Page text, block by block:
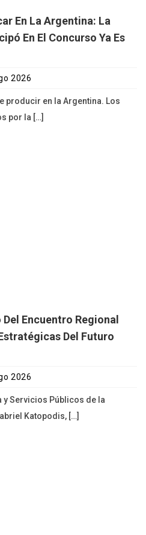
En La Argentina: La
En El Concurso Ya Es
2026
producir en la Argentina. Los
por la […]
Encuentro Regional
Del Futuro
2026
Servicios Públicos de la
Katopodis, […]